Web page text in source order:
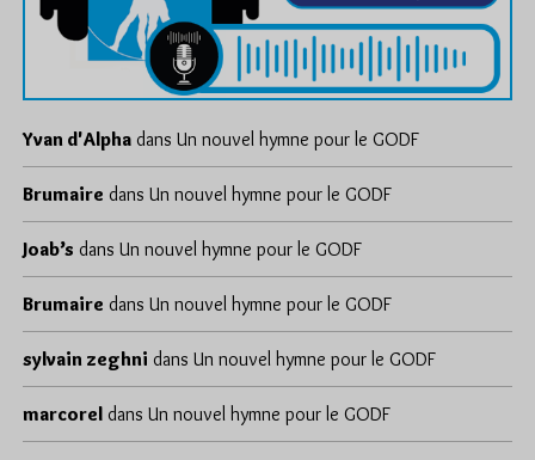
Yvan d'Alpha dans Un nouvel hymne pour le GODF
Brumaire dans Un nouvel hymne pour le GODF
Joab’s dans Un nouvel hymne pour le GODF
Brumaire dans Un nouvel hymne pour le GODF
sylvain zeghni dans Un nouvel hymne pour le GODF
marcorel dans Un nouvel hymne pour le GODF